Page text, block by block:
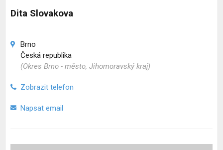
Dita Slovakova
Brno
Česká republika
(Okres Brno - město, Jihomoravský kraj)
Zobrazit telefon
Napsat email